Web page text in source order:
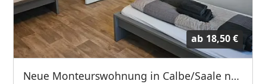
ab 18,50 €
Neue Monteurswohnung in Calbe/Saale nähe Magdeburg